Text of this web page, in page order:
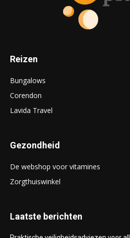
Reizen
Bungalows
Corendon
Lavida Travel
Gezondheid
De webshop voor vitamines
Zorgthuiswinkel
Laatste berichten